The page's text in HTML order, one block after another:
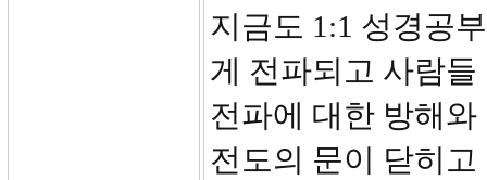
지금도 1:1 성경공
게 전파되고 사람
전파에 대한 방해
전도의 문이 닫히